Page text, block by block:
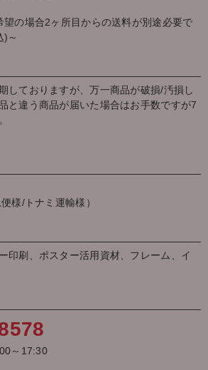
の場合2ヶ所目からの送料が別途必要で
)～
しておりますが、万一商品が破損/汚損し
と違う商品が届いた場合はお手数ですが7
様/トナミ運輸様）
印刷、ポスター活用資材、フレーム、イ
～17:30